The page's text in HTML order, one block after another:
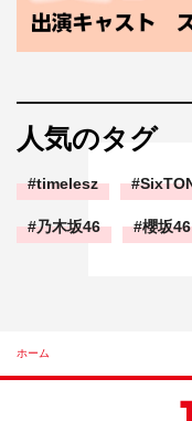
人気のタグ
timelesz
乃木坂46 櫻坂46
ホーム